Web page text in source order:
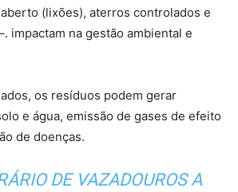
(lixões), aterros controlados e
impactam na gestão ambiental e
os resíduos podem gerar
e água, emissão de gases de efeito
de doenças.
DE VAZADOUROS A